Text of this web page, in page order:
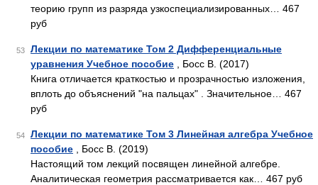
теорию групп из разряда узкоспециализированных… 467
руб
53
Лекции по математике Том 2 Дифференциальные
уравнения Учебное пособие , Босс В. (2017)
Книга отличается краткостью и прозрачностью изложения,
вплоть до объяснений "на пальцах" . Значительное… 467
руб
54
Лекции по математике Том 3 Линейная алгебра Учебное
пособие , Босс В. (2019)
Настоящий том лекций посвящен линейной алгебре.
Аналитическая геометрия рассматривается как… 467 руб